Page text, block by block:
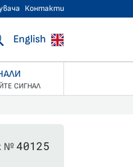
Контакти
English
СИГНАЛ
№40125